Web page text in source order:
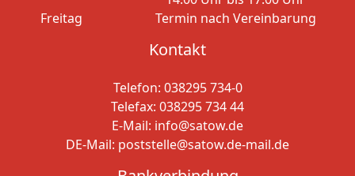
Freitag
Termin nach Vereinbarung
Kontakt
Telefon: 038295 734-0
Telefax: 038295 734 44
E-Mail: info@satow.de
DE-Mail: poststelle@satow.de-mail.de